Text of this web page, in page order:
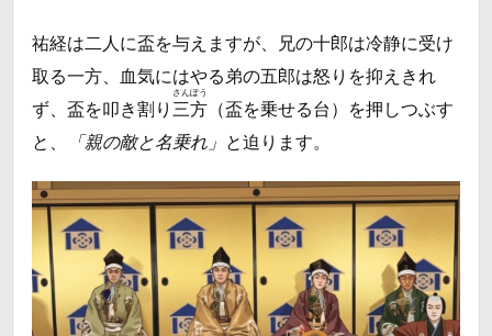
祐経は二人に盃を与えますが、兄の十郎は冷静に受け
取る一方、血気にはやる弟の五郎は怒りを抑えきれ
ず、盃を叩き割り 三方
さんぽう
（盃を乗せる台）を押しつぶす
と、
「親の敵と名乗れ」 と迫ります。